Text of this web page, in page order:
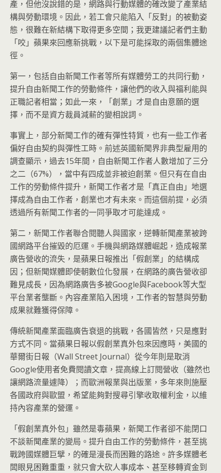
產，但他沒說錯的是，網路與行動媒體的確改變了產業結
構與勞動環境。因此，若工會只能陷入「反對」的被動姿
態，很難在新結構下取得更多空間；我更建議記者們主動
「咬」蘋果來回應新挑戰，以下是可能採取的兩個集體途
徑。
第一，包括自由新聞工作者等所有媒體勞工的共同行動，
提升自由新聞工作的勞動條件，讓他們的收入與福利能與
正職記者相當；如此一來，「創業」才是自由意願的選
擇，而不是資方裁員減薪的變相說詞。
事實上，部分新聞工作的確有彈性特質，也有一些工作者
偏好自由契約與彈性工時。前述英國新聞界非典型雇用的
調查顯示，過去15年間，自由新聞工作者人數增加了三分
之二（67%），當中有四成並非被迫創業。但只有在自由
工作的勞動條件提升，新聞工作者才是「真正自由」地選
擇成為自由工作者，創業也才有未來。而這個前提，必須
透過所有新聞工作者的一同爭取才可能達成。
第二，新聞工作者聯合閱聽人與國家，逆轉新聞產業被跨
國網路平台摧毀的厄運。手機與網路媒體崛起，造成報業
廣告營收的流失，是蘋果日報推出「假創業」的結構成
因；但新聞媒體即使朝數位化發展，在網路的廣告營收卻
難見成長，因為網路廣告多被Google與Facebook等大型
平台業者壟斷。內容產業陷入困境，工作者的智慧與勞動
成果就難獲得保障。
傳統新聞產業面臨廣告衰退的挑戰，各國皆然，只是應對
方式不同。當蘋果日報以假創業真外包來因應時，美國的
華爾街日報（Wall Street Journal）從今年則是取消
Google使用者免費閱讀文章，提高線上訂閱營收（雖然也
讓網路流量遽降）；而歐洲報業與出版業，多年來則施壓
各國政府與歐盟，希望能夠對搜尋引擎收取權利金，以維
持內容產業的營運。
「假創業真外包」雖然是毒蘋果，新聞工作者卻不能閉口
不談新聞產業的變局。提升自由工作的勞動條件，甚至挑
戰跨國媒體巨擘，的確是漫長而困難的路途。許多媒體老
闆眼見困難重重，就只會大砍人事成本、甚至移轉資金到